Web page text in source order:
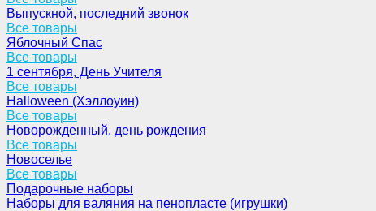
Выпускной, последний звонок
Все товары
Яблочный Спас
Все товары
1 сентября, День Учителя
Все товары
Halloween (Хэллоуин)
Все товары
Новорожденный, день рождения
Все товары
Новоселье
Все товары
Подарочные наборы
Наборы для валяния на пенопласте (игрушки)